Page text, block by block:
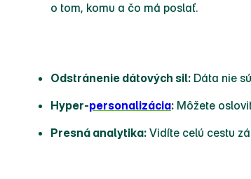
o tom, komu a čo má poslať.
Odstránenie dátových sil: Dáta nie
Hyper‑personalizácia: Môžete
Presná analytika: Vidíte celú cestu